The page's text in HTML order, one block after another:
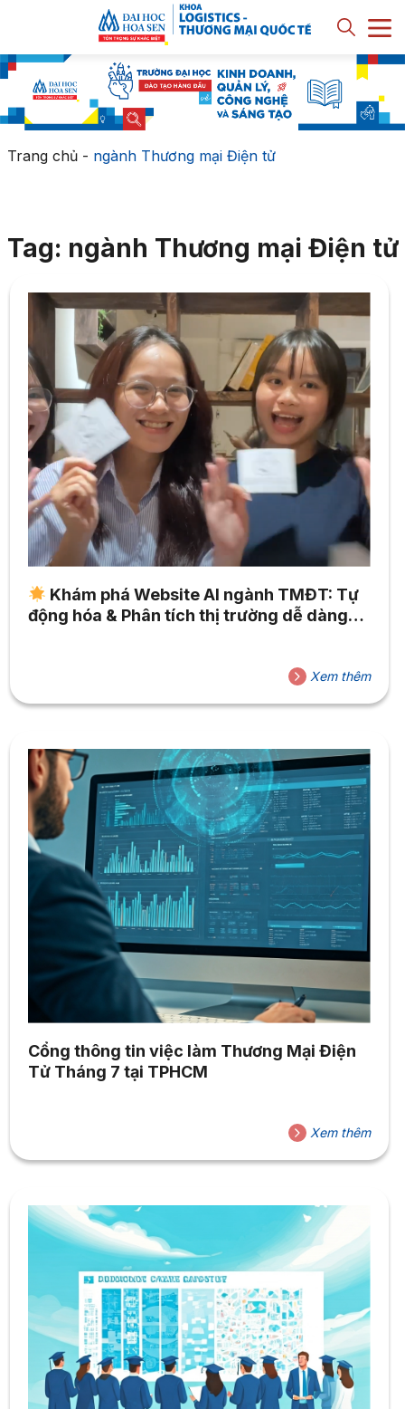
Trang chủ- ngành Thương mại Điện tử
Tag: ngành Thương mại Điện tử
Khám phá Website AI ngành TMĐT: Tự
động hóa & Phân tích thị trường dễ dàng
Xem thêm
Cổng thông tin việc làm Thương Mại Điện
Tử Tháng 7 tại TPHCM
Xem thêm